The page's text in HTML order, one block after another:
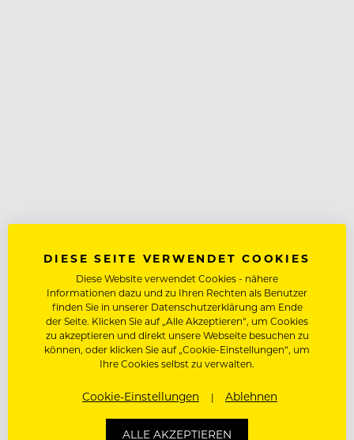
DIESE SEITE VERWENDET COOKIES
Diese Website verwendet Cookies - nähere
Informationen dazu und zu Ihren Rechten als Benutzer
finden Sie in unserer Datenschutzerklärung am Ende
der Seite. Klicken Sie auf „Alle Akzeptieren“, um Cookies
zu akzeptieren und direkt unsere Webseite besuchen zu
können, oder klicken Sie auf „Cookie-Einstellungen“, um
Ihre Cookies selbst zu verwalten.
Cookie-Einstellungen Ablehnen
ALLE AKZEPTIEREN